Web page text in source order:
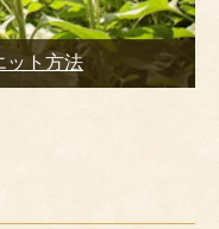
ット方法